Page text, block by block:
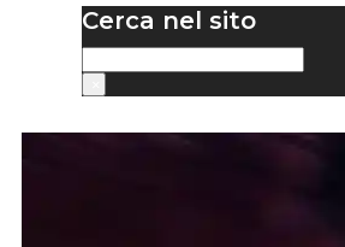
Cerca nel sito